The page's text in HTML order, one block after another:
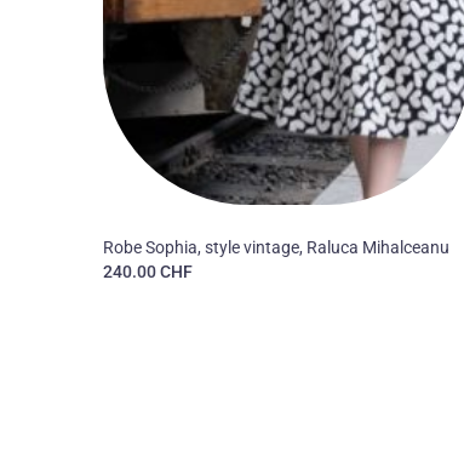
Robe Sophia, style vintage, Raluca Mihalceanu
240.00CHF